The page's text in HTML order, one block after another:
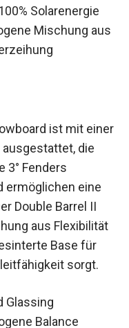
Mischung
Verzeihung
bietet. Die
und
Gelände.
eine optimale
eine schnelle
Glassing
Balance